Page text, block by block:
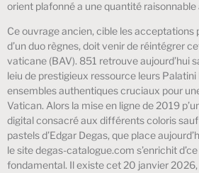
orient plafonné a une quantité
Ce ouvrage ancien, cible les acceptations
d’un duo règnes, doit venir de réintégrer
vaticane (BAV). 851 retrouve aujourd’hui
leiu de prestigieux ressource leurs Palatini
ensembles authentiques cruciaux pour
Vatican. Alors la mise en ligne de 2019
digital consacré aux différents coloris
pastels d’Edgar Degas, que place
le site degas-catalogue.com s’enrichit
fondamental. Il existe cet 20 janvier